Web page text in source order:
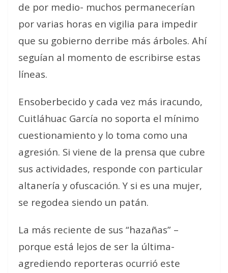
de por medio- muchos permanecerían
por varias horas en vigilia para impedir
que su gobierno derribe más árboles. Ahí
seguían al momento de escribirse estas
líneas.
Ensoberbecido y cada vez más iracundo,
Cuitláhuac García no soporta el mínimo
cuestionamiento y lo toma como una
agresión. Si viene de la prensa que cubre
sus actividades, responde con particular
altanería y ofuscación. Y si es una mujer,
se regodea siendo un patán.
La más reciente de sus “hazañas” –
porque está lejos de ser la última-
agrediendo reporteras ocurrió este